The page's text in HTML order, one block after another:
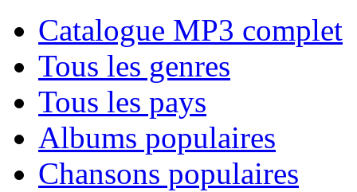
Catalogue MP3 complet
Tous les genres
Tous les pays
Albums populaires
Chansons populaires